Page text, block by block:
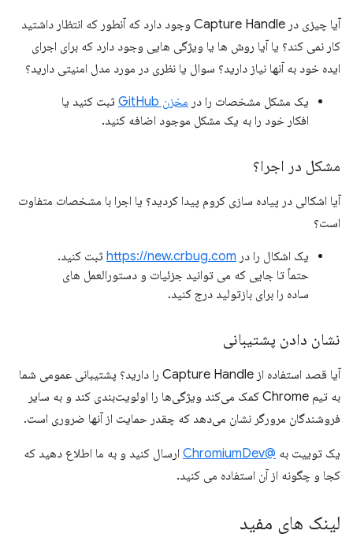
آیا چیزی در Capture Handle وجود دارد که آنطور که انتظار داشتید
کار نمی کند؟ یا آیا روش ها یا ویژگی هایی وجود دارد که برای اجرای
ایده خود به آنها نیاز دارید؟ سوال یا نظری در مورد مدل امنیتی دارید؟
یک مشکل مشخصات را در مخزن GitHub
ثبت کنید یا
افکار خود را به یک مشکل موجود اضافه کنید.
مشکل در اجرا؟
آیا اشکالی در پیاده سازی کروم پیدا کردید؟ یا اجرا با مشخصات متفاوت
است؟
یک اشکال را در https://new.crbug.com ثبت کنید.
حتماً تا جایی که می توانید جزئیات و دستورالعمل های
ساده را برای بازتولید درج کنید.
نشان دادن پشتیبانی
آیا قصد استفاده از Capture Handle را دارید؟ پشتیبانی عمومی شما
به تیم Chrome کمک می‌کند ویژگی‌ها را اولویت‌بندی کند و به سایر
فروشندگان مرورگر نشان می‌دهد که چقدر حمایت از آنها ضروری است.
یک توییت به @ChromiumDev
ارسال کنید و به ما اطلاع دهید که
کجا و چگونه از آن استفاده می کنید.
لینک های مفید